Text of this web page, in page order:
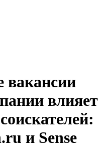
вакансии
влияет
и Sense